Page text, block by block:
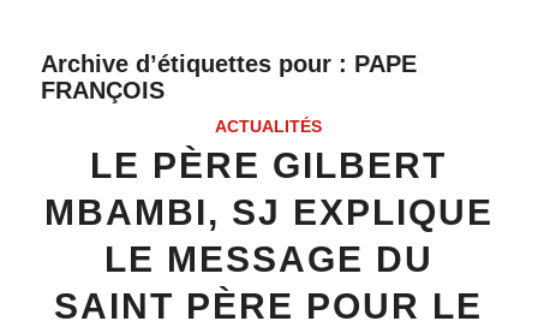
Archive d’étiquettes pour : PAPE
FRANÇOIS
ACTUALITÉS
LE PÈRE GILBERT
MBAMBI, SJ EXPLIQUE
LE MESSAGE DU
SAINT PÈRE POUR LE